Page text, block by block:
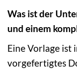
Was ist der
und einem
Eine Vorlage ist
vorgefertigtes